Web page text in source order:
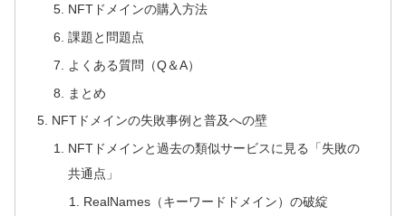
NFTドメインの購入方法
課題と問題点
よくある質問（Q＆A）
まとめ
NFTドメインの失敗事例と普及への壁
NFTドメインと過去の類似サービスに見る「失敗の
共通点」
RealNames（キーワードドメイン）の破綻